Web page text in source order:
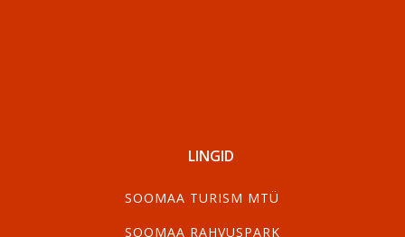
LINGID
SOOMAA TURISM MTÜ
SOOMAA RAHVUSPARK